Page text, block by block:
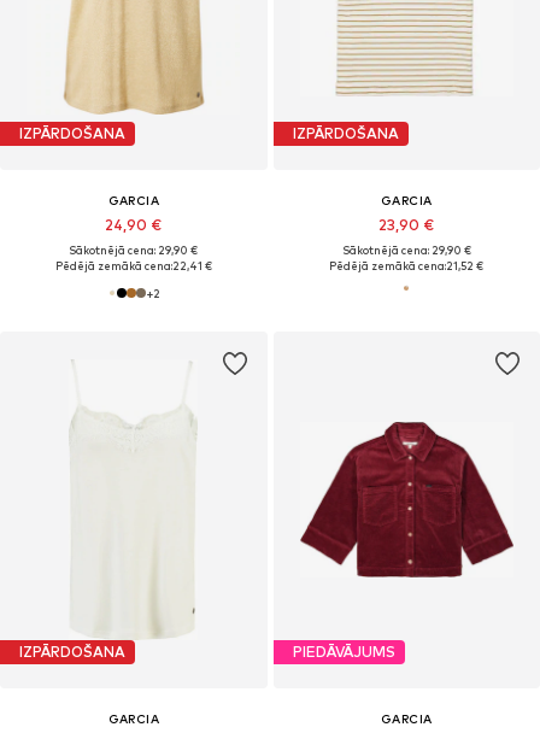
IZPĀRDOŠANA
GARCIA
24,90 €
Sākotnējā cena: 29,90 €
Pēdējā zemākā cena:22,41 €
+2
IZPĀRDOŠANA
GARCIA
23,90 €
Sākotnējā cena: 29,90 €
Pēdējā zemākā cena:21,52 €
IZPĀRDOŠANA
GARCIA
PIEDĀVĀJUMS
GARCIA